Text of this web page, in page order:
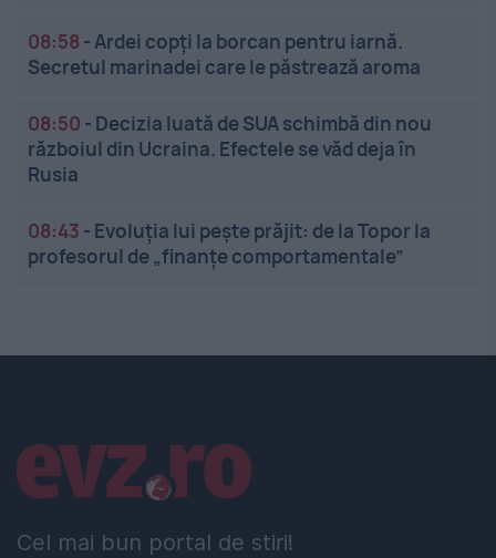
08:58 -Ardei copți la borcan pentru iarnă.
Secretul marinadei care le păstrează aroma
08:50 - Decizia luată de SUA schimbă din nou
războiul din Ucraina. Efectele se văd deja în
Rusia
08:43 - Evoluția lui pește prăjit: de la Topor la
profesorul de „finanțe comportamentale”
Cel mai bun portal de stiri!
Linkuri utile